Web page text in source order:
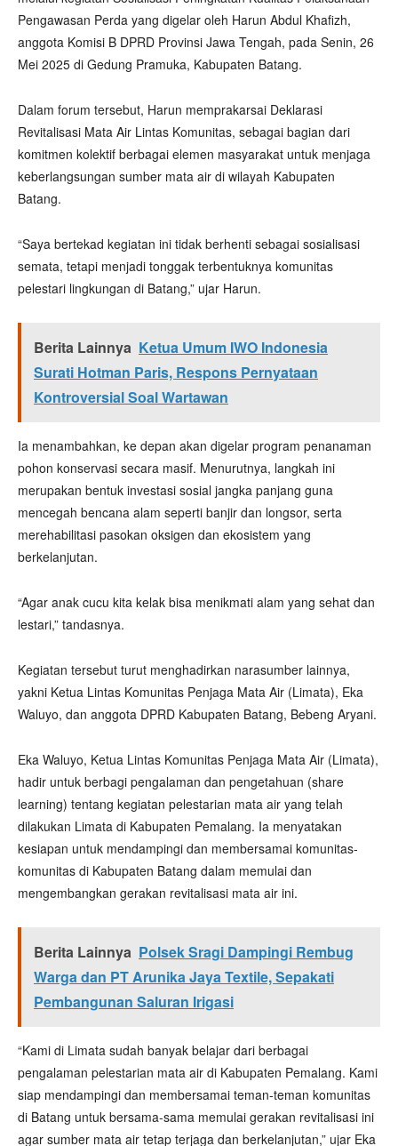
Pengawasan Perda yang digelar oleh Harun Abdul Khafizh,
anggota Komisi B DPRD Provinsi Jawa Tengah, pada Senin, 26
Mei 2025 di Gedung Pramuka, Kabupaten Batang.
Dalam forum tersebut, Harun memprakarsai Deklarasi
Revitalisasi Mata Air Lintas Komunitas, sebagai bagian dari
komitmen kolektif berbagai elemen masyarakat untuk menjaga
keberlangsungan sumber mata air di wilayah Kabupaten
Batang.
“Saya bertekad kegiatan ini tidak berhenti sebagai sosialisasi
semata, tetapi menjadi tonggak terbentuknya komunitas
pelestari lingkungan di Batang,” ujar Harun.
Berita Lainnya Ketua Umum IWO Indonesia
Surati Hotman Paris, Respons Pernyataan
Kontroversial Soal Wartawan
Ia menambahkan, ke depan akan digelar program penanaman
pohon konservasi secara masif. Menurutnya, langkah ini
merupakan bentuk investasi sosial jangka panjang guna
mencegah bencana alam seperti banjir dan longsor, serta
merehabilitasi pasokan oksigen dan ekosistem yang
berkelanjutan.
“Agar anak cucu kita kelak bisa menikmati alam yang sehat dan
lestari,” tandasnya.
Kegiatan tersebut turut menghadirkan narasumber lainnya,
yakni Ketua Lintas Komunitas Penjaga Mata Air (Limata), Eka
Waluyo, dan anggota DPRD Kabupaten Batang, Bebeng Aryani.
Eka Waluyo, Ketua Lintas Komunitas Penjaga Mata Air (Limata),
hadir untuk berbagi pengalaman dan pengetahuan (share
learning) tentang kegiatan pelestarian mata air yang telah
dilakukan Limata di Kabupaten Pemalang. Ia menyatakan
kesiapan untuk mendampingi dan membersamai komunitas-
komunitas di Kabupaten Batang dalam memulai dan
mengembangkan gerakan revitalisasi mata air ini.
Berita Lainnya Polsek Sragi Dampingi Rembug
Warga dan PT Arunika Jaya Textile, Sepakati
Pembangunan Saluran Irigasi
“Kami di Limata sudah banyak belajar dari berbagai
pengalaman pelestarian mata air di Kabupaten Pemalang. Kami
siap mendampingi dan membersamai teman-teman komunitas
di Batang untuk bersama-sama memulai gerakan revitalisasi ini
agar sumber mata air tetap terjaga dan berkelanjutan,” ujar Eka